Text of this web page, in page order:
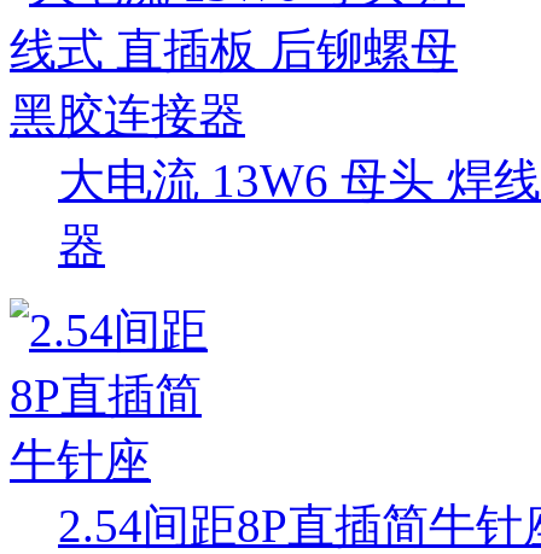
大电流 13W6 母头 焊
器
2.54间距8P直插简牛针